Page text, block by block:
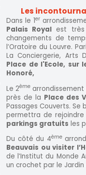
Les
Dans le 1er
Palais Royal est très
changements de
l’Oratoire du Louvre.
La Conciergerie, Arts
Place de l'Ecole, sur
Honoré,
Le 2ème
près de la Place des
Passages Couverts. Se
permettra de rejoindre
parkings gratuits les
Du côté du 4ème
Beauvais ou visiter
de l’Institut du Monde
un crochet par le Jardin